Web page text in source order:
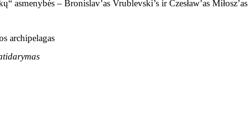
– Bronislav’as Vrublevski’s ir Czesław’as Miłosz’as
archipelagas